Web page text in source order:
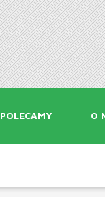
POLECAMY O